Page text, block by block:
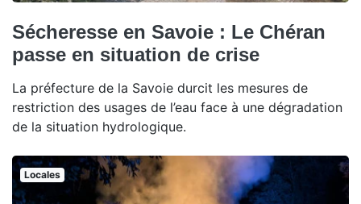
Sécheresse en Savoie : Le Chéran
passe en situation de crise
La préfecture de la Savoie durcit les mesures de
restriction des usages de l’eau face à une dégradation
de la situation hydrologique.
Locales